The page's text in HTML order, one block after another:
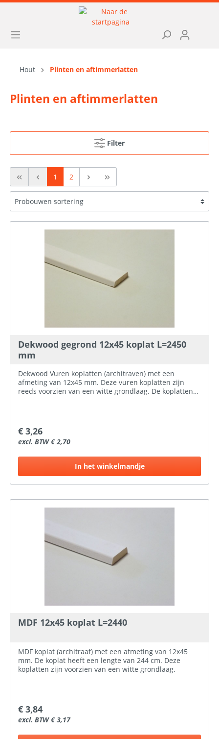
Hout Plinten en aftimmerlatten
Plinten en aftimmerlatten
Filter
1 2
Dekwood gegrond 12x45 koplat L=2450
mm
Dekwood Vuren koplatten (architraven) met een
afmeting van 12x45 mm. Deze vuren koplatten zijn
reeds voorzien van een witte grondlaag. De koplatten
€ 3,26
excl. BTW € 2,70
In het winkelmandje
MDF 12x45 koplat L=2440
MDF koplat (architraaf) met een afmeting van 12x45
mm. De koplat heeft een lengte van 244 cm. Deze
koplatten zijn voorzien van een witte grondlaag.
€ 3,84
excl. BTW € 3,17